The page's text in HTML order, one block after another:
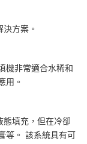
方案。
機非常適合水稀和
用。
填充，但在冷卻
等。 該系統具有可